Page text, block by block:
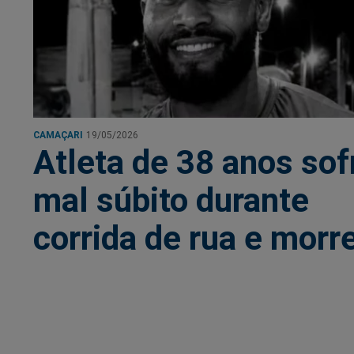
CAMAÇARI 19/05/2026
Atleta de 38 anos
mal súbito durante
corrida de rua e